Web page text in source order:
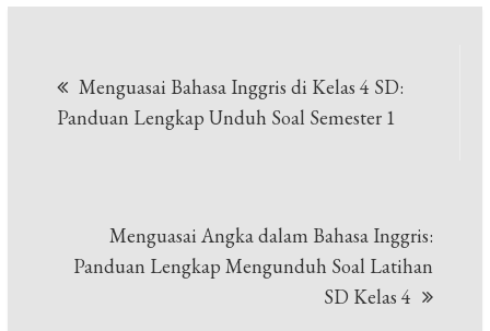
pos
Menguasai Bahasa Inggris di Kelas 4 SD:
Panduan Lengkap Unduh Soal Semester 1
Menguasai Angka dalam Bahasa Inggris:
Panduan Lengkap Mengunduh Soal Latihan
SD Kelas 4